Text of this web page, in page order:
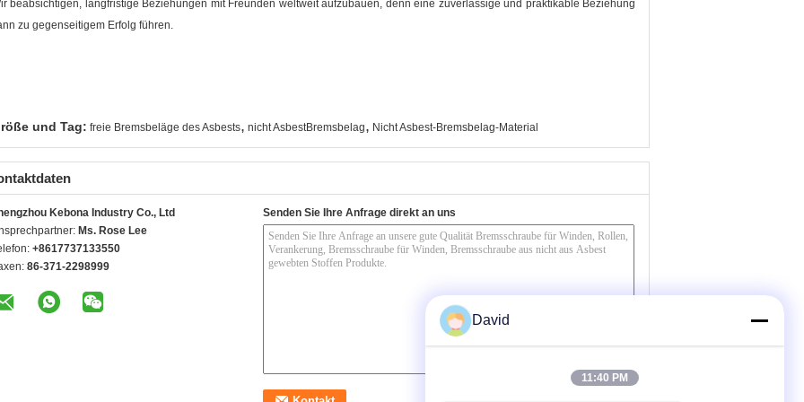
beabsichtigen, langfristige Beziehungen mit Freunden weltweit aufzubauen, denn eine zuverlässige und praktikable Beziehung
zu gegenseitigem Erfolg führen.
und Tag: freie Bremsbeläge des Asbests, nicht AsbestBremsbelag, Nicht Asbest-Bremsbelag-Material
Kebona Industry Co., Ltd
Ms. Rose Lee
+8617737133550
86-371-2298999
Senden Sie Ihre Anfrage direkt an uns
(0/ 3000)
David
11:40 PM